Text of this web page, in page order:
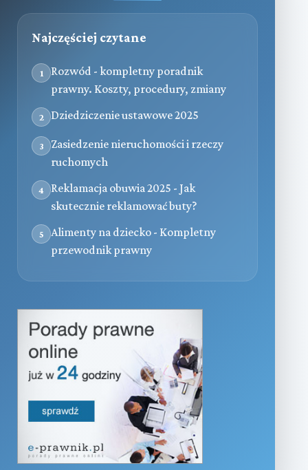
Najczęściej czytane
1
Rozwód - kompletny poradnik
prawny. Koszty, procedury, zmiany
2 Dziedziczenie ustawowe 2025
3
Zasiedzenie nieruchomości i rzeczy
ruchomych
4
Reklamacja obuwia 2025 - Jak
skutecznie reklamować buty?
5
Alimenty na dziecko - Kompletny
przewodnik prawny